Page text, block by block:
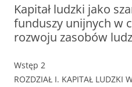
Kapitał ludzki jako
funduszy unijnych w
rozwoju zasobów
Wstęp 2
ROZDZIAŁ I. KAPITAŁ LUDZKI